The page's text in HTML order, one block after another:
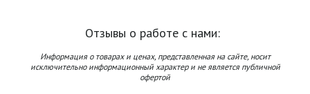
Отзывы о работе с нами:
Информация о товарах и ценах, представленная на сайте, носит
исключительно информационный характер и не является публичной
офертой